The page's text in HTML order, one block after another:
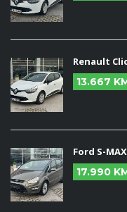
Renault
13.667
Ford S-
17.990